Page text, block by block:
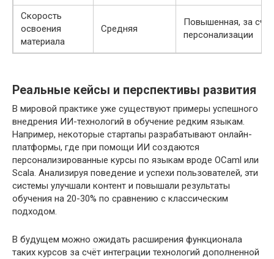
Скорость
освоения
материала
Средняя
Повышенная, за счёт
персонализации
Реальные кейсы и перспективы развития
В мировой практике уже существуют примеры успешного
внедрения ИИ-технологий в обучение редким языкам.
Например, некоторые стартапы разрабатывают онлайн-
платформы, где при помощи ИИ создаются
персонализированные курсы по языкам вроде OCaml или
Scala. Анализируя поведение и успехи пользователей, эти
системы улучшали контент и повышали результаты
обучения на 20-30% по сравнению с классическим
подходом.
В будущем можно ожидать расширения функционала
таких курсов за счёт интеграции технологий дополненной